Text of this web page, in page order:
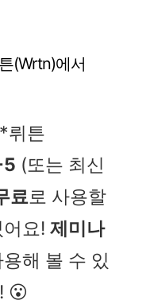
(Wrtn)에서
뤼튼
5 (또는 최신
료로 사용할
요! 제미나
해 볼 수 있
😮